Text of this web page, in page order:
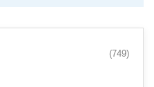
(749)